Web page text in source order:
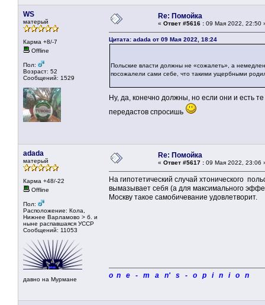
WS
матерый
Карма +8/-7
Offline
Пол:
Возраст: 52
Сообщений: 1529
Re: Помойка
« Ответ #5616 : 09 Мая 2022, 22:50
Цитата: adada от 09 Мая 2022, 18:24
Польские власти должны не «сожалеть», а
посожалели сами себе, что такими ущербными
Ну, да, конечно должны, но если они и есть
передастов спросишь
adada
матерый
Карма +48/-22
Offline
Пол:
Расположение: Кола,
Нижнее Варламово > б. и
ныне распавшаяся УССР
Сообщений: 11053
давно на Мурмане
Re: Помойка
« Ответ #5617 : 09 Мая 2022, 23:06
На гипотетический случай хтонического
вымазывает себя (а для максимального
Москву такое самобичевание удовлетворит.
o n e - m a n' s - o p i n i o n